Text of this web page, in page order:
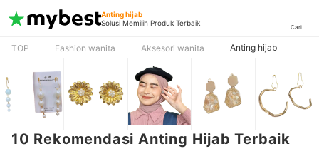
Anting hijab
Solusi Memilih Produk Terbaik
Cari
TOP Fashion wanita Aksesori wanita Anting hijab
10 Rekomendasi Anting Hijab Terbaik